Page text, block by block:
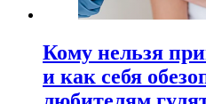
Кому нельзя
и как себя